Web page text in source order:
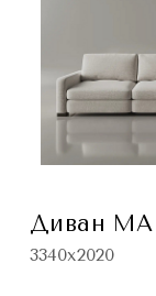
Диван
3340х2020